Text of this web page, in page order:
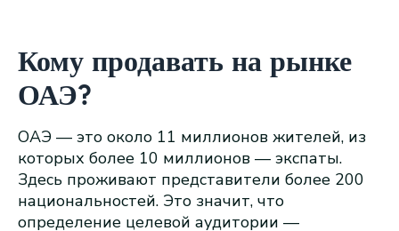
Кому продавать на рынке
ОАЭ?
ОАЭ — это около 11 миллионов жителей, из
которых более 10 миллионов — экспаты.
Здесь проживают представители более 200
национальностей. Это значит, что
определение целевой аудитории —